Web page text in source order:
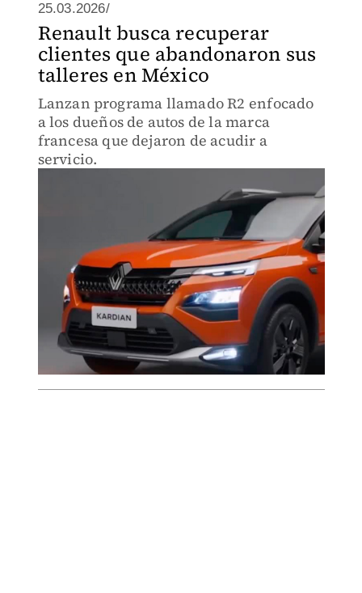
25.03.2026/
Renault busca recuperar
clientes que abandonaron sus
talleres en México
Lanzan programa llamado R2 enfocado
a los dueños de autos de la marca
francesa que dejaron de acudir a
servicio.